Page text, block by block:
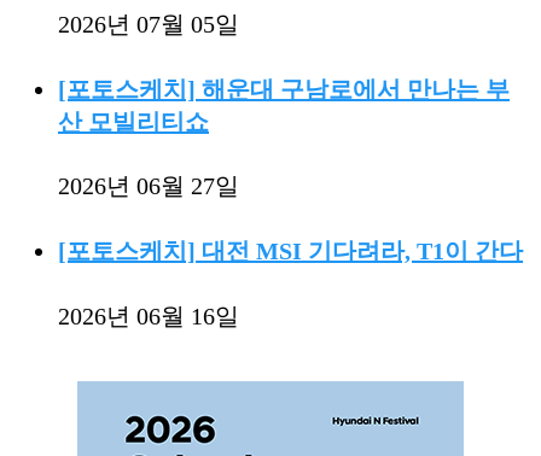
2026년 07월 05일
[포토스케치] 해운대 구남로에서 만나는 부
산 모빌리티쇼
2026년 06월 27일
[포토스케치] 대전 MSI 기다려라, T1이 간다
2026년 06월 16일